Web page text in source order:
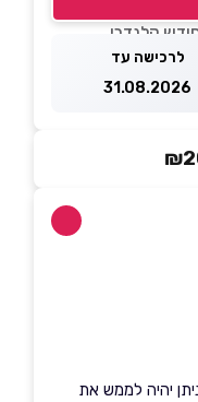
לרכישה עד
31.08.2026
יהיה לממש את